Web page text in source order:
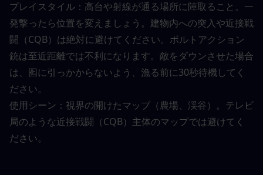
プレイスタイル：高台や射線が通る場所に陣取ること。一
発撃ったら位置を変えましょう。建物内への突入や近接戦
闘（CQB）は絶対に避けてください。ボルトアクション
銃は至近距離では不利になります。敵をダウンさせた場合
は、囮に引っかからないよう、漁る前に30秒待機してく
ださい。
使用シーン：視界の開けたマップ（農場、渓谷）。テレビ
局のような近接戦闘（CQB）主体のマップでは避けてく
ださい。